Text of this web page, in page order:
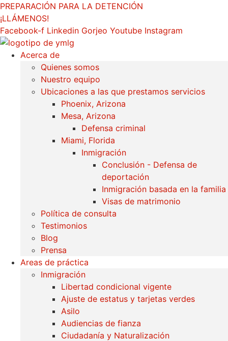
saltar
al
contenido
PREPARACIÓN PARA LA DETENCIÓN
¡LLÁMENOS!
Facebook-f Linkedin Gorjeo Youtube Instagram
Acerca de
Quienes somos
Nuestro equipo
Ubicaciones a las que prestamos servicios
Phoenix, Arizona
Mesa, Arizona
Defensa criminal
Miami, Florida
Inmigración
Conclusión - Defensa de
deportación
Inmigración basada en la familia
Visas de matrimonio
Política de consulta
Testimonios
Blog
Prensa
Areas de práctica
Inmigración
Libertad condicional vigente
Ajuste de estatus y tarjetas verdes
Asilo
Audiencias de fianza
Ciudadanía y Naturalización